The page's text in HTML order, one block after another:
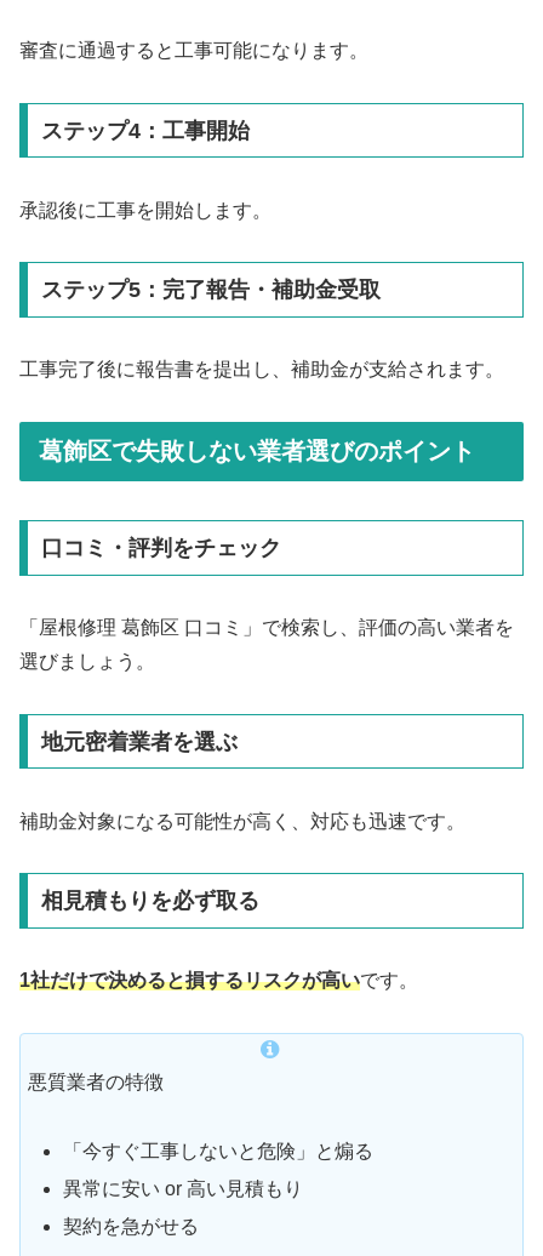
審査に通過すると工事可能になります。
ステップ4：工事開始
承認後に工事を開始します。
ステップ5：完了報告・補助金受取
工事完了後に報告書を提出し、補助金が支給されます。
葛飾区で失敗しない業者選びのポイント
口コミ・評判をチェック
「屋根修理 葛飾区 口コミ」で検索し、評価の高い業者を
選びましょう。
地元密着業者を選ぶ
補助金対象になる可能性が高く、対応も迅速です。
相見積もりを必ず取る
1社だけで決めると損するリスクが高いです。
悪質業者の特徴
「今すぐ工事しないと危険」と煽る
異常に安い or 高い見積もり
契約を急がせる